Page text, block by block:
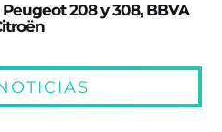
208 y 308, BBVA